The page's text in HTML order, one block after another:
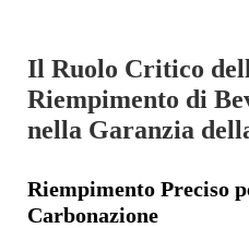
Il Ruolo Critico
Riempimento di
nella Garanzia
Riempimento Preciso
Carbonazione